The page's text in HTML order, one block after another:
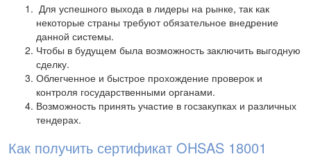
Для успешного выхода в лидеры на рынке, так как
некоторые страны требуют обязательное внедрение
данной системы.
Чтобы в будущем была возможность заключить выгодную
сделку.
Облегченное и быстрое прохождение проверок и
контроля государственными органами.
Возможность принять участие в госзакупках и различных
тендерах.
Как получить сертификат OHSAS 18001